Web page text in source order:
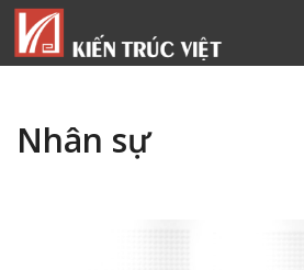
Nhân sự